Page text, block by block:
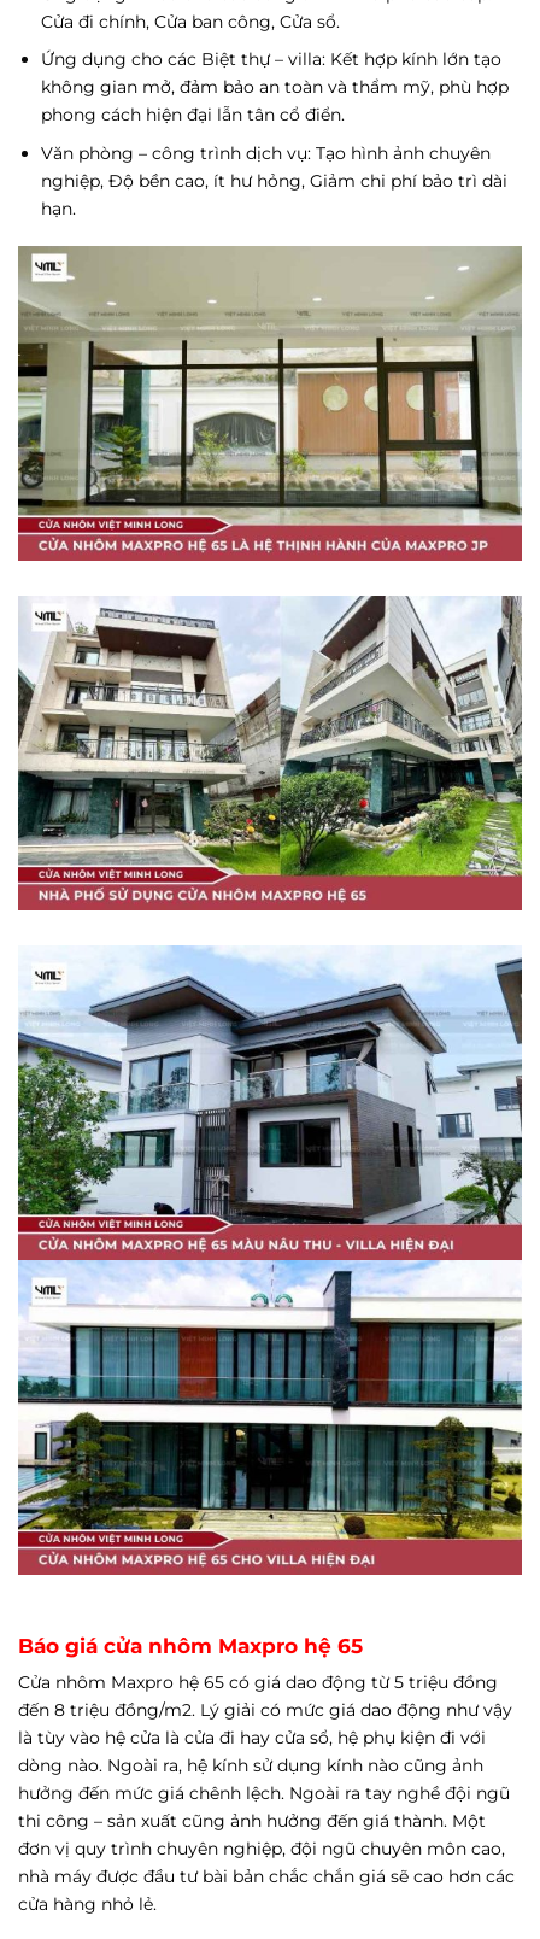
Cửa đi chính, Cửa ban công, Cửa sổ.
Ứng dụng cho các Biệt thự – villa: Kết hợp kính lớn tạo
không gian mở, đảm bảo an toàn và thẩm mỹ, phù hợp
phong cách hiện đại lẫn tân cổ điển.
Văn phòng – công trình dịch vụ: Tạo hình ảnh chuyên
nghiệp, Độ bền cao, ít hư hỏng, Giảm chi phí bảo trì dài
hạn.
Báo giá cửa nhôm Maxpro hệ 65
Cửa nhôm Maxpro hệ 65 có giá dao động từ 5 triệu đồng
đến 8 triệu đồng/m2. Lý giải có mức giá dao động như vậy
là tùy vào hệ cửa là cửa đi hay cửa sổ, hệ phụ kiện đi với
dòng nào. Ngoài ra, hệ kính sử dụng kính nào cũng ảnh
hưởng đến mức giá chênh lệch. Ngoài ra tay nghề đội ngũ
thi công – sản xuất cũng ảnh hưởng đến giá thành. Một
đơn vị quy trình chuyên nghiệp, đội ngũ chuyên môn cao,
nhà máy được đầu tư bài bản chắc chắn giá sẽ cao hơn các
cửa hàng nhỏ lẻ.